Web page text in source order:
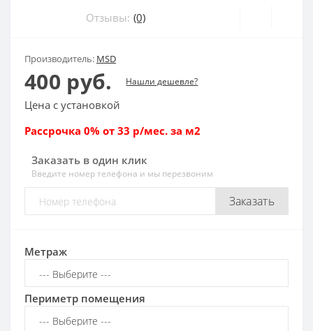
Отзывы: (0)
Производитель: MSD
400 руб. Нашли дешевле?
Цена с установкой
Рассрочка 0% от 33 р/мес. за м2
Заказать в один клик
Введите номер телефона и мы перезвоним
Заказать
Метраж
Периметр помещения